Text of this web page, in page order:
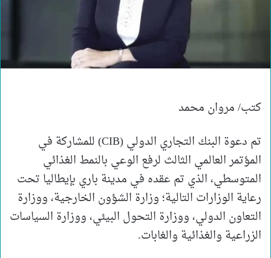
كتب/ مروان محمد
تم دعوة البنك التجاري الدولي (CIB) للمشاركة في
المؤتمر العالمي الثالث لرفع الوعي بالنمط الغذائي
المتوسطي، الذي تم عقده في مدينة باري بإيطاليا تحت
رعاية الوزارات التالية؛ وزارة الشؤون الخارجية، ووزارة
التعاون الدولي، ووزارة التحول البيئي، ووزارة السياسات
الزراعية والغذائية والغابات.